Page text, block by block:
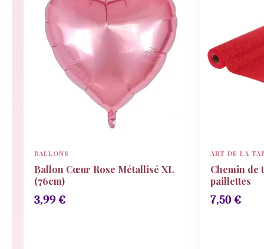
BALLONS
Ballon Cœur Rose Métallisé XL
(76cm)
3,99€
ART DE LA
Chemin de
paillettes
7,50€